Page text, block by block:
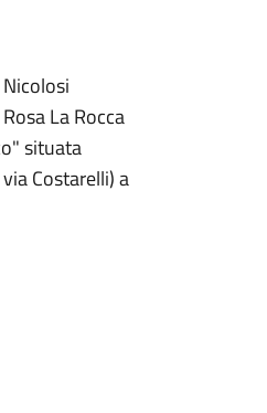
La Rocca
situata
Costarelli) a